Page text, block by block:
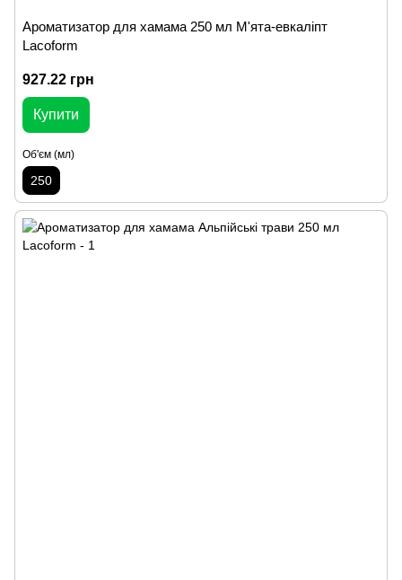
Ароматизатор для хамама 250 мл М'ята-евкаліпт
Lacoform
927.22 грн
Купити
Об'єм (мл)
250